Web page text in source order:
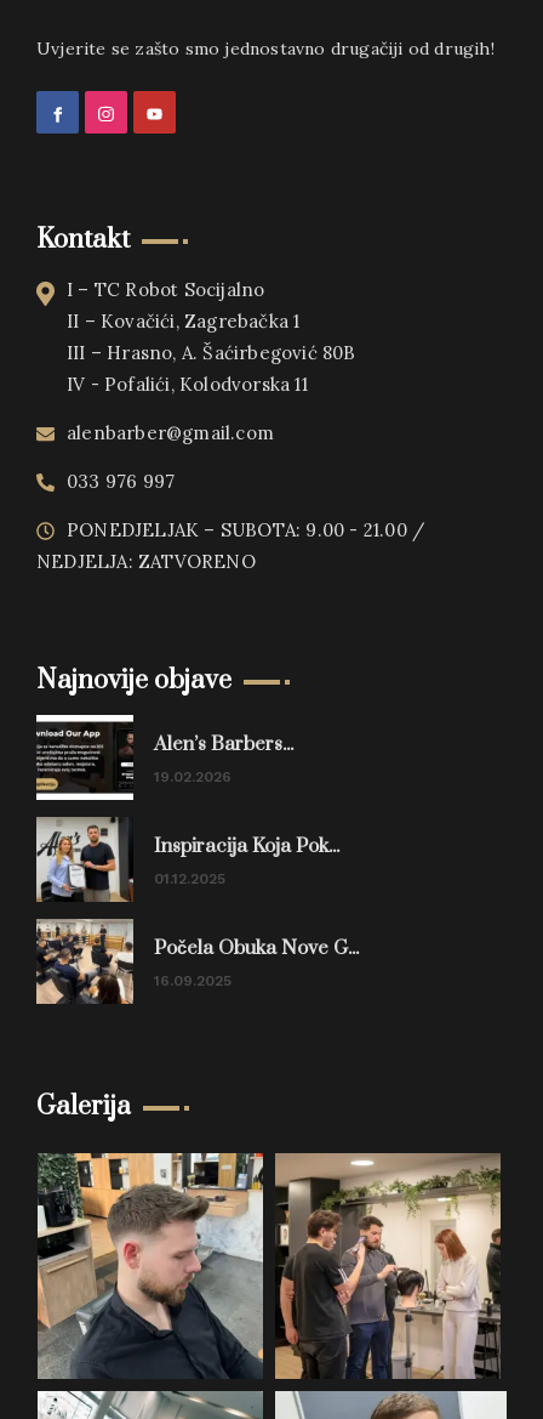
Uvjerite se zašto smo jednostavno drugačiji od drugih!
Kontakt
I – TC Robot Socijalno
II – Kovačići, Zagrebačka 1
III – Hrasno, A. Šaćirbegović 80B
IV - Pofalići, Kolodvorska 11
alenbarber@gmail.com
033 976 997
PONEDJELJAK – SUBOTA: 9.00 - 21.00 /
NEDJELJA: ZATVORENO
Najnovije objave
Alen’s Barbers...
19.02.2026
Inspiracija Koja Pok...
01.12.2025
Počela Obuka Nove G...
16.09.2025
Galerija